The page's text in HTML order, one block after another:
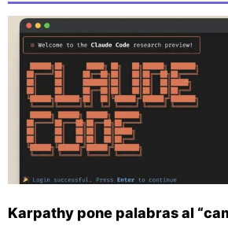
Karpathy pone palabras al